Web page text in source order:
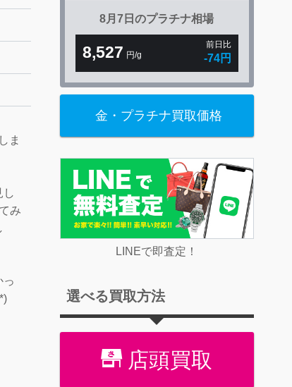
ま
し
み
っ
8月7日のプラチナ相場
8,527 円/g
前日比
-74円
金・プラチナ買取価格
LINEで即査定！
選べる買取方法
店頭買取